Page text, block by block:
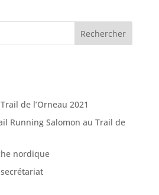
de l’Orneau 2021
Running Salomon au Trail de
nordique